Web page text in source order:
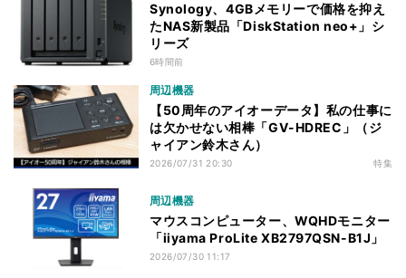
Synology、4GBメモリーで価格を抑え
たNAS新製品「DiskStation neo+」シ
リーズ
6時間前
周辺機器
【50周年のアイオーデータ】私の仕事に
は欠かせない相棒「GV-HDREC」（ジ
ャイアン鈴木さん）
2026/07/31 20:30 特集
周辺機器
マウスコンピューター、WQHDモニター
「iiyama ProLite XB2797QSN-B1J」
2026/07/30 11:17